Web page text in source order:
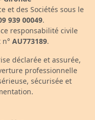
et des Sociétés sous le
939 00049.
responsabilité civile
n° AU773189.
déclarée et assurée,
professionnelle
sécurisée et